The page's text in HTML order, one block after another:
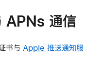
APNs 通信
书与 Apple 推送通知服